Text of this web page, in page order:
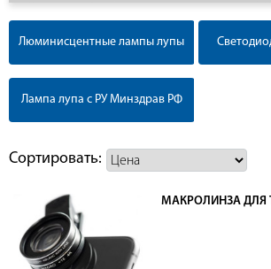
Люминисцентные лампы лупы
Лампа лупа с РУ Минздрав РФ
Сортировать:
МАКРОЛИНЗА ДЛЯ